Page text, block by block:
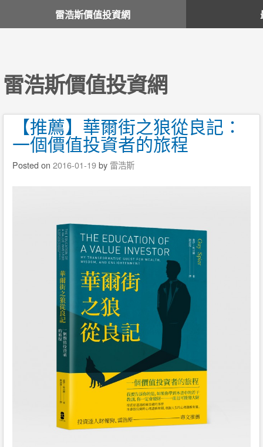
雷浩斯價值投資網
雷浩斯價值投資網
【推薦】華爾街之狼從良記：
一個價值投資者的旅程
Posted on 2016-01-19by 雷浩斯